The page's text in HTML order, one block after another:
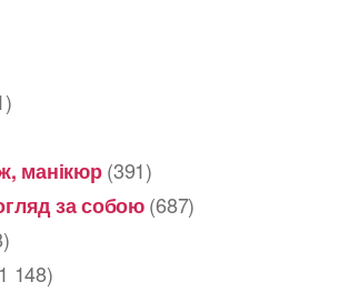
манікюр(391)
за собою(687)
148)